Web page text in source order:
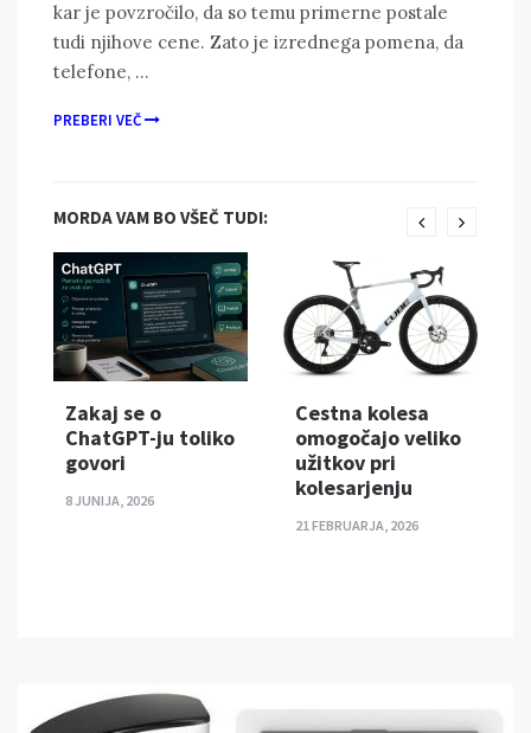
kar je povzročilo, da so temu primerne postale
tudi njihove cene. Zato je izrednega pomena, da
telefone, …
PREBERI VEČ
MORDA VAM BO VŠEČ TUDI:
Zakaj se o
ChatGPT-ju toliko
govori
8 JUNIJA, 2026
Cestna kolesa
omogočajo veliko
užitkov pri
kolesarjenju
21 FEBRUARJA, 2026